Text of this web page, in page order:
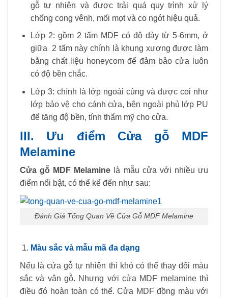
gỗ tự nhiên và được trải quá quy trình xử lý
chống cong vênh, mối mọt và co ngót hiệu quả.
Lớp 2: gồm 2 tấm MDF có độ dày từ 5-6mm, ở
giữa 2 tấm này chính là khung xương được làm
bằng chất liệu honeycom để đảm bảo cửa luôn
có độ bền chắc.
Lớp 3: chính là lớp ngoài cùng và được coi như
lớp bảo vệ cho cánh cửa, bên ngoài phủ lớp PU
để tăng độ bền, tính thẩm mỹ cho cửa.
III. Ưu điểm Cửa gỗ MDF
Melamine
Cửa gỗ MDF Melamine là mẫu cửa với nhiều ưu
điểm nổi bật, có thể kể đến như sau:
Đánh Giá Tổng Quan Về Cửa Gỗ MDF Melamine
Màu sắc và mẫu mã đa dạng
Nếu là cửa gỗ tự nhiên thì khó có thể thay đổi màu
sắc và vân gỗ. Nhưng với cửa MDF melamine thì
điều đó hoàn toàn có thể. Cửa MDF đồng màu với